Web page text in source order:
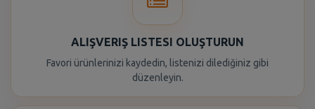
ALIŞVERIŞ LISTESI OLUŞTURUN
Favori ürünlerinizi kaydedin, listenizi dilediğiniz gibi
düzenleyin.